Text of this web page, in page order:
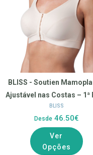
BLISS - Soutien
Ajustável nas Costas – 1ª
BLISS
Desde46.50€
Ver
Opções